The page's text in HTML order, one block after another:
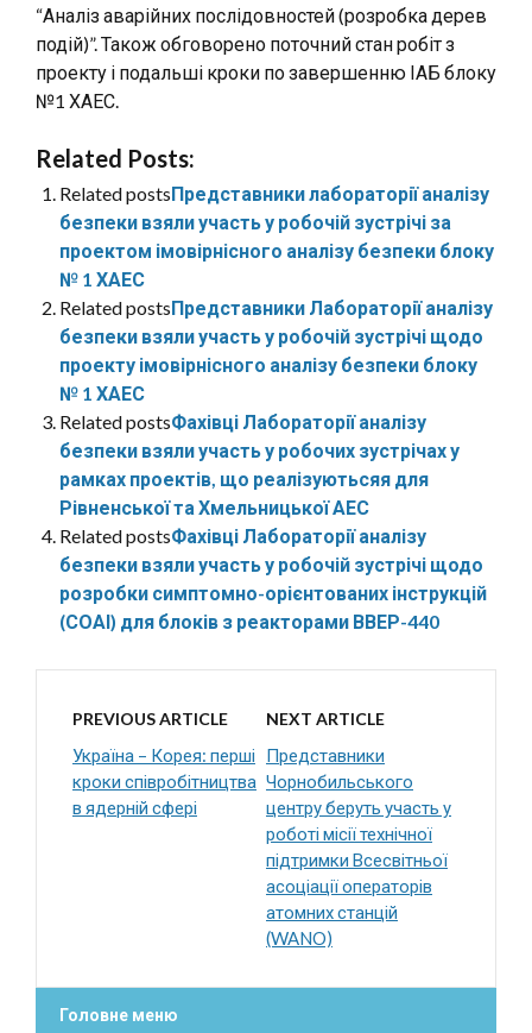
“Аналіз аварійних послідовностей (розробка дерев
подій)”. Також обговорено поточний стан робіт з
проекту і подальші кроки по завершенню ІАБ блоку
№1 ХАЕС.
Related Posts:
Related postsПредставники лабораторії аналізу
безпеки взяли участь у робочій зустрічі за
проектом імовірнісного аналізу безпеки блоку
№ 1 ХАЕС
Related postsПредставники Лабораторії аналізу
безпеки взяли участь у робочій зустрічі щодо
проекту імовірнісного аналізу безпеки блоку
№ 1 ХАЕС
Related postsФахівці Лабораторії аналізу
безпеки взяли участь у робочих зустрічах у
рамках проектів, що реалізуютьсяя для
Рівненської та Хмельницької АЕС
Related postsФахівці Лабораторії аналізу
безпеки взяли участь у робочій зустрічі щодо
розробки симптомно-орієнтованих інструкцій
(СОАІ) для блоків з реакторами ВВЕР-440
PREVIOUS ARTICLE
Україна – Корея: перші
кроки співробітництва
в ядерній сфері
NEXT ARTICLE
Представники
Чорнобильського
центру беруть участь у
роботі місії технічної
підтримки Всесвітньої
асоціації операторів
атомних станцій
(WANO)
Головне меню